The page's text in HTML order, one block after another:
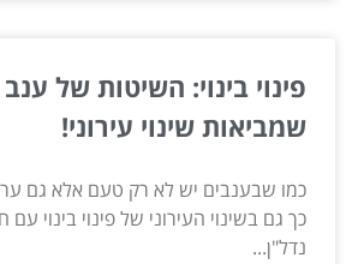
פינוי בינוי: השיטות של
שמביאות שינוי עירוני!
כמו שבענבים יש לא רק טעם אלא גם
כך גם בשינוי העירוני של פינוי בינוי
נדל"ן...